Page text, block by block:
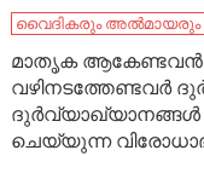
വൈദികരും അല്‍മായരും
മാതൃക ആകേണ്ടവൻ
വഴിനടത്തേണ്ടവർ
ദുർവ്യാഖ്യാനങ്ങൾ
ചെയ്യുന്ന